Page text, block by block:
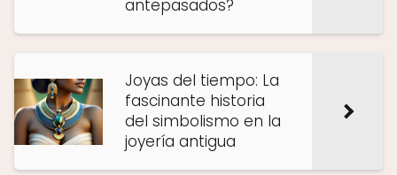
antepasados?
Joyas del tiempo: La
fascinante historia
del simbolismo en la
joyería antigua